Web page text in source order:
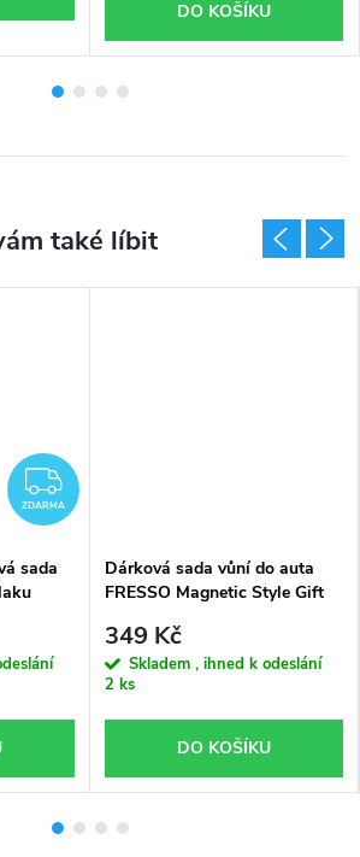
DO KOŠÍKU
ZDARMA
ZDARMA
sada
Dárková sada vůní do auta
FRESSO Magnetic Style Gift
349 Kč
Skladem , ihned k odeslání
2 ks
DO KOŠÍKU